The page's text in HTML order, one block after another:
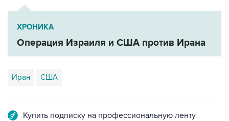
ХРОНИКА
Операция Израиля и США против Ирана
Иран США
Купить подписку на профессиональную ленту